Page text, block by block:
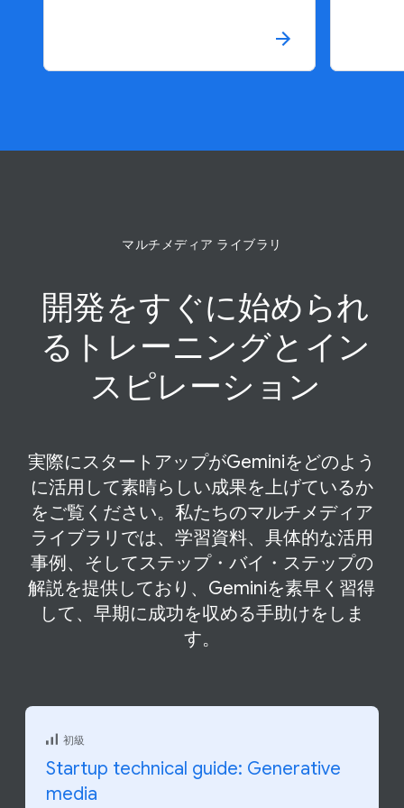
マルチメディア ライブラリ
開発を​すぐに​始められ
る​トレーニングと​イン
スピレーション
実際に​スタートアップが​Geminiを​どのよう
に​活用して​素晴らしい​成果を​上げているか
を​ご覧ください。​私たちの​マルチメディア
ライブラリでは、​学習資料、​具体的な​活用
事例、​そして​ステップ・バイ・ステップの​
解説を​提供しており、​Geminiを​素早く​習得
して、​早期に​成功を​収める​手助けを​しま
す。
初級
Startup technical guide: Generative
media